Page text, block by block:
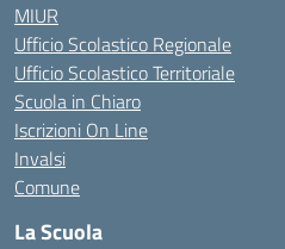
MIUR
Ufficio Scolastico Regionale
Ufficio Scolastico Territoriale
Scuola in Chiaro
Iscrizioni On Line
Invalsi
Comune
La Scuola